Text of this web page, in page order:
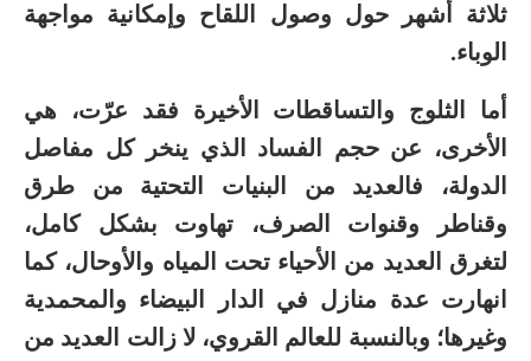
ثلاثة أشهر حول وصول اللقاح وإمكانية مواجهة
الوباء.
أما الثلوج والتساقطات الأخيرة فقد عرّت، هي
الأخرى، عن حجم الفساد الذي ينخر كل مفاصل
الدولة، فالعديد من البنيات التحتية من طرق
وقناطر وقنوات الصرف، تهاوت بشكل كامل،
لتغرق العديد من الأحياء تحت المياه والأوحال، كما
انهارت عدة منازل في الدار البيضاء والمحمدية
وغيرها؛ وبالنسبة للعالم القروي، لا زالت العديد من